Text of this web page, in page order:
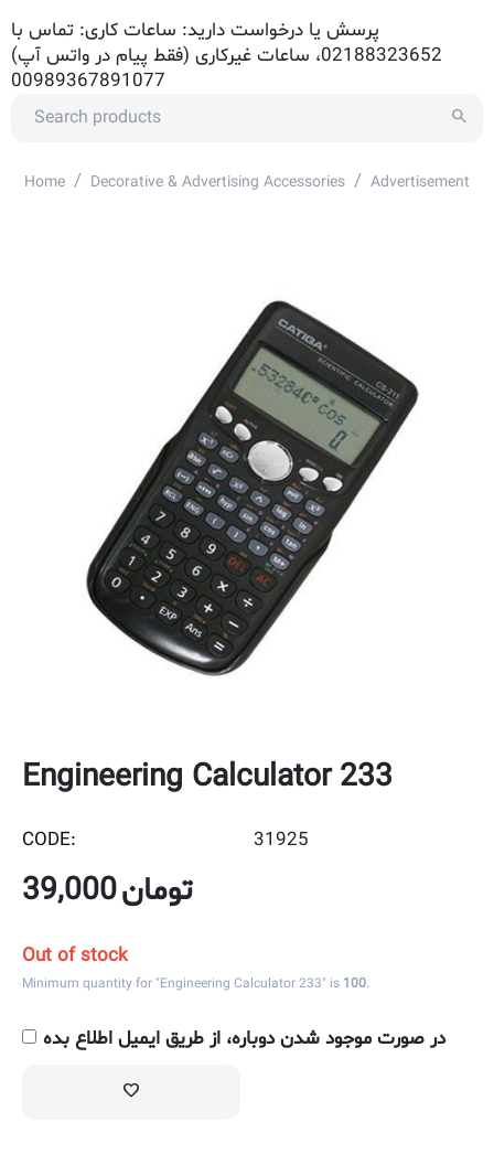
پرسش یا درخواست دارید: ساعات کاری: تماس با
02188323652، ساعات غیرکاری (فقط پیام در واتس آپ)
00989367891077
Home / Decorative & Advertising Accessories / Advertisement
Engineering Calculator 233
CODE: 31925
39,000تومان
Out of stock
Minimum quantity for "Engineering Calculator 233" is 100.
در صورت موجود شدن دوباره، از طریق ایمیل اطلاع بده